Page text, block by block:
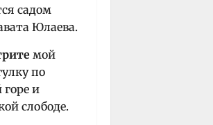
садом
Юлаева.
мой
по
горе и
слободе.